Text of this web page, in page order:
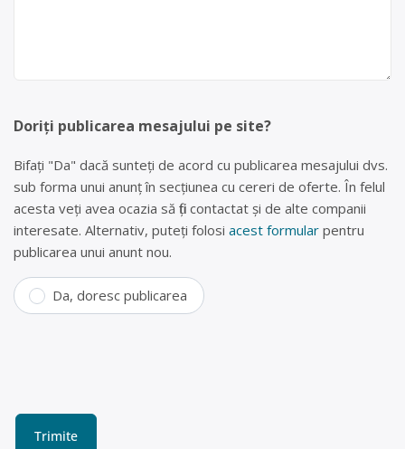
Doriți publicarea mesajului pe site?
Bifați "Da" dacă sunteți de acord cu publicarea mesajului dvs.
sub forma unui anunț în secțiunea cu cereri de oferte. În felul
acesta veți avea ocazia să fiți contactat și de alte companii
interesate. Alternativ, puteți folosi acest formular pentru
publicarea unui anunt nou.
Da, doresc publicarea